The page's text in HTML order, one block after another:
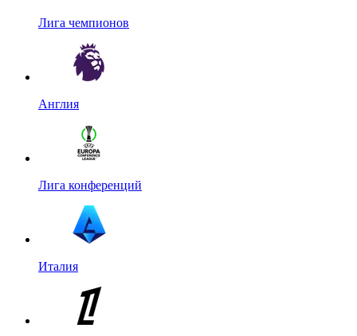
Лига чемпионов
Англия
Лига конференций
Италия